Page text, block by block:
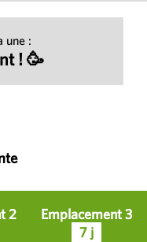
une :
! 🥳
2
Emplacement 3
7 j